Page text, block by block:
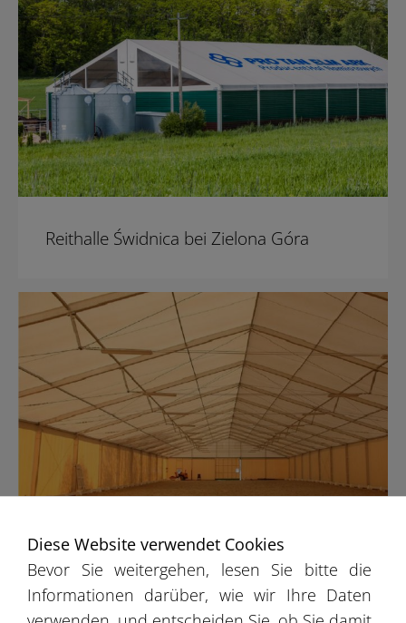
Reithalle Świdnica bei Zielona Góra
Reithalle Racula bei Zielona Góra
Diese Website verwendet Cookies
Bevor Sie weitergehen, lesen Sie bitte die
Informationen darüber, wie wir Ihre Daten